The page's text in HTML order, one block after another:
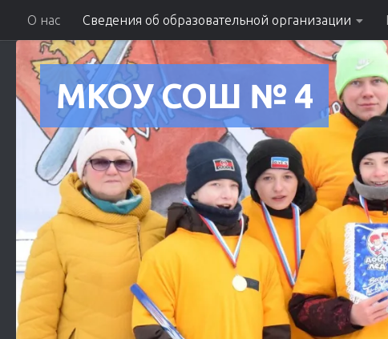
Skip to content
О нас Сведения об образовательной организации
МКОУ СОШ № 4